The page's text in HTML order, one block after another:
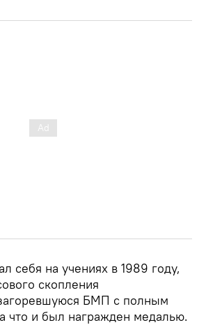
себя на учениях в 1989 году,
скопления
БМП с полным
что и был награжден медалью.